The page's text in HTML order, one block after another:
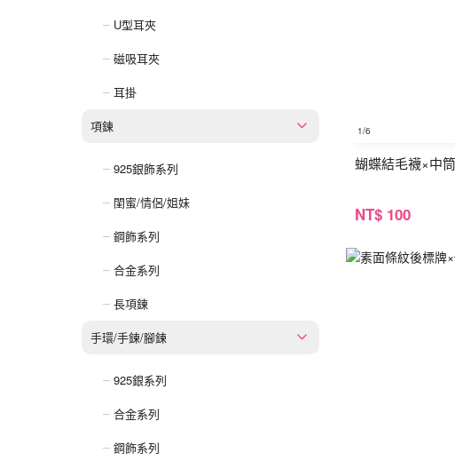
U型耳夾
磁吸耳夾
耳掛
項鍊
925銀飾系列
閨蜜/情侶/姐妹
鋼飾系列
合金系列
長項鍊
手環/手鍊/腳鍊
925銀系列
合金系列
鋼飾系列
1/6
蝴蝶結毛襪×中
NT$ 100